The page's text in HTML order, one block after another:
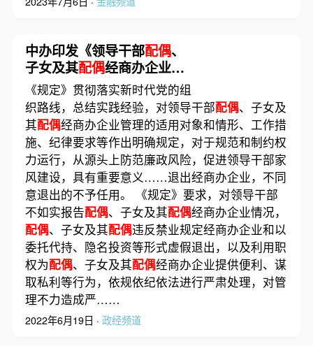
中办印发《领导干部配偶、
子女及其配偶经商办企业管
理规定》
《规定》贯彻落实新时代党的组
织路线，总结实践经验，对领导干部配偶、子女及
其配偶经商办企业管理的适用对象和情形、工作措
施、纪律要求等作出明确规定，对于规范和制约权
力运行，从源头上防范廉政风险，促进领导干部家
风建设，具有重要意义……退出经商办企业，不同
意退出的不予任用。 《规定》要求，对领导干部
不如实报告配偶、子女及其配偶经商办企业情况，
配偶、子女及其配偶违反禁业规定经商办企业和以
委托代持、隐名投资等形式虚假退出，以及利用职
权为配偶、子女及其配偶经商办企业提供便利、谋
取私利等行为，依规依纪依法进行严肃处理，对管
理不力造成严……
2022年6月19日 · 政经频道